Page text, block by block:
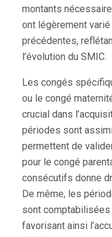
montants
ont légèrement
précédentes,
l’évolution du SMIC.
Les congés
ou le congé
crucial dans
périodes sont
permettent de
pour le congé
consécutifs donne
De même, les
sont comptabilisées
favorisant ainsi